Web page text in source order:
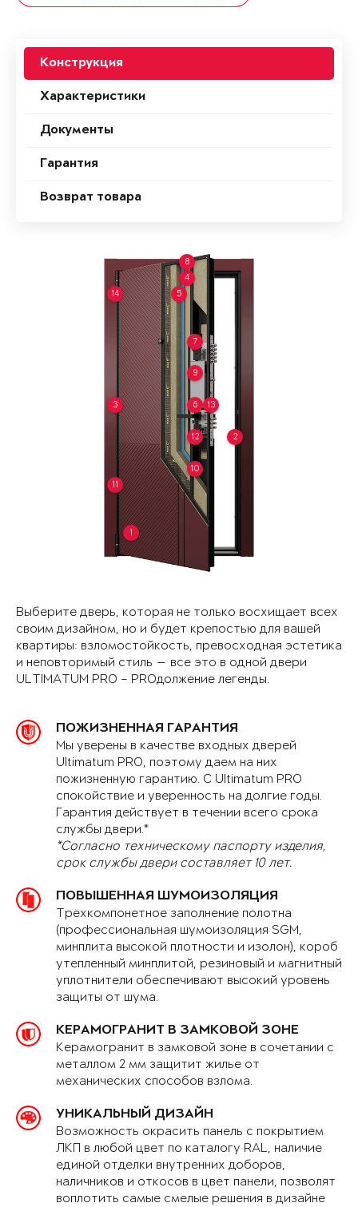
Конструкция
Характеристики
Документы
Гарантия
Возврат товара
1
2
3
4
5
6
7
8
9
10
11
12
13
14
Выберите дверь, которая не только восхищает всех
своим дизайном, но и будет крепостью для вашей
квартиры: взломостойкость, превосходная эстетика
и неповторимый стиль — все это в одной двери
ULTIMATUM PRO – PROдолжение легенды.
ПОЖИЗНЕННАЯ ГАРАНТИЯ
Мы уверены в качестве входных дверей
Ultimatum PRO, поэтому даем на них
пожизненную гарантию. С Ultimatum PRO
спокойствие и уверенность на долгие годы.
Гарантия действует в течении всего срока
службы двери.*
*Согласно техническому паспорту изделия,
срок службы двери составляет 10 лет.
ПОВЫШЕННАЯ ШУМОИЗОЛЯЦИЯ
Трехкомпонетное заполнение полотна
(профессиональная шумоизоляция SGM,
минплита высокой плотности и изолон), короб
утепленный минплитой, резиновый и магнитный
уплотнители обеспечивают высокий уровень
защиты от шума.
КЕРАМОГРАНИТ В ЗАМКОВОЙ ЗОНЕ
Керамогранит в замковой зоне в сочетании с
металлом 2 мм защитит жилье от
механических способов взлома.
УНИКАЛЬНЫЙ ДИЗАЙН
Возможность окрасить панель с покрытием
ЛКП в любой цвет по каталогу RAL, наличие
единой отделки внутренних доборов,
наличников и откосов в цвет панели, позволят
воплотить самые смелые решения в дизайне